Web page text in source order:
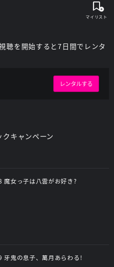
聴を開始すると7日間でレンタ
レンタルする
魔女っ子は八雲がお好き?
牙鬼の息子、萬月あらわる!